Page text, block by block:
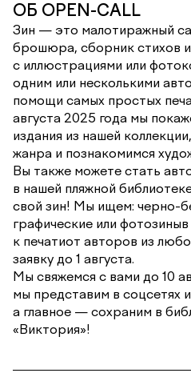
ОБ OPEN-CALL
Зин — это малотиражный
брошюра, сборник стихов
с иллюстрациями или
одним или несколькими
помощи самых простых
августа 2025 года мы
издания из нашей
жанра и познакомимся
Вы также можете стать
в нашей пляжной
свой зин! Мы ищем: черно-
графические или
к печатиот авторов из
заявку до 1 августа.
Мы свяжемся с вами до 10
мы представим в соцсетях
а главное — сохраним в
«Виктория»!